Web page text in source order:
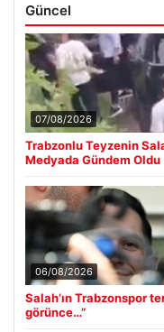
Güncel
07/08/2026
Trabzonlu Teyzenin
Medyada Gündem Oldu
06/08/2026
Salah’ın Trabzonspor
görünce…”